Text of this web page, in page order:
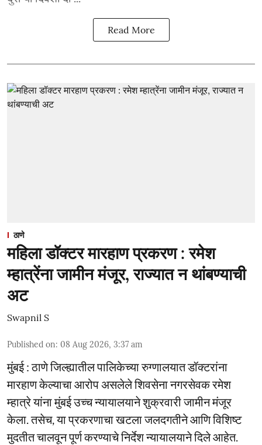
Read More
ठाणे
महिला डॉक्टर मारहाण प्रकरण : रमेश
म्हात्रेंना जामीन मंजूर, राज्यात न थांबण्याची
अट
Swapnil S
Published on: 08 Aug 2026, 3:37 am
मुंबई : ठाणे जिल्ह्यातील पालिकेच्या रुग्णालयात डॉक्टरांना
मारहाण केल्याचा आरोप असलेले शिवसेना नगरसेवक रमेश
म्हात्रे यांना मुंबई उच्च न्यायालयाने शुक्रवारी जामीन मंजूर
केला. तसेच, या प्रकरणाचा खटला जलदगतीने आणि विशिष्ट
मुदतीत चालवून पूर्ण करण्याचे निर्देश न्यायालयाने दिले आहेत.